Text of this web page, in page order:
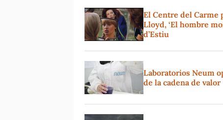
El Centre del Carme
Lloyd, ‘El hombre
d’Estiu
Laboratorios Neum
de la cadena de valor